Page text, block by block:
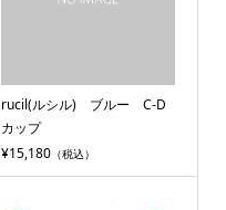
rucil(ルシル) ブルー C-D
カップ
¥15,180（税込）